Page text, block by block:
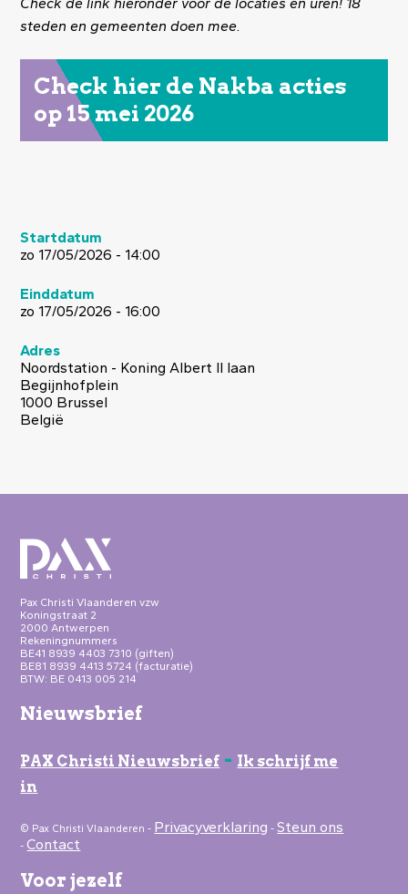
steden en gemeenten doen mee.
Check hier de Nakba acties
op 15 mei 2026
Startdatum
zo 17/05/2026 - 14:00
Einddatum
zo 17/05/2026 - 16:00
Adres
Noordstation - Koning Albert II laan
Begijnhofplein
1000 Brussel
België
Pax Christi Vlaanderen vzw
Koningstraat 2
2000 Antwerpen
Rekeningnummers
BE41 8939 4403 7310 (giften)
BE81 8939 4413 5724 (facturatie)
BTW: BE 0413 005 214
Nieuwsbrief
PAX Christi Nieuwsbrief - Ik schrijf me
in
© Pax Christi Vlaanderen - Privacyverklaring -Steun ons
-Contact
Voor jezelf